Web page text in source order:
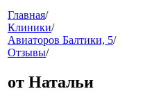
меню
Главная/
Клиники/
Авиаторов Балтики, 5/
Отзывы/
от Натальи